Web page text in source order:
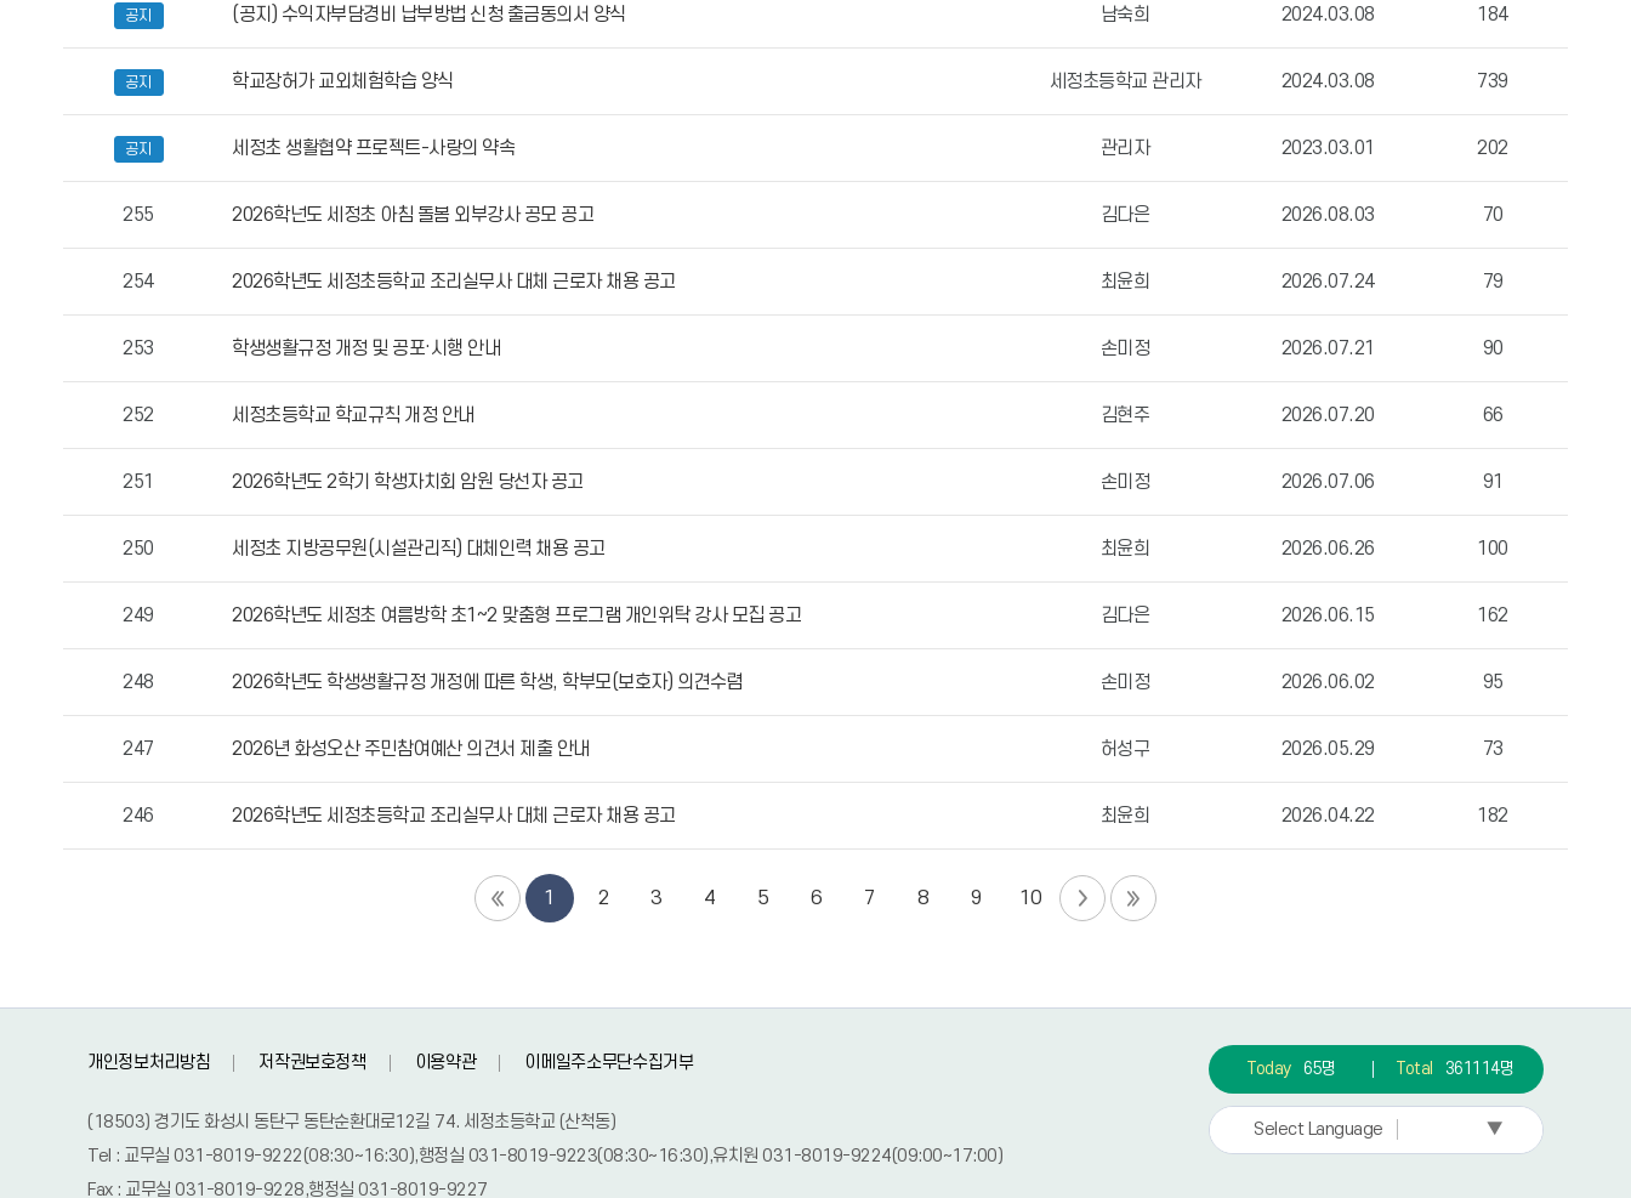
목,
조
수
수
공지 (공지) 수익자부담경비 납부방법 신청 출금동의서 양식 남숙희 2024.03.08 184
공지 학교장허가 교외체험학습 양식 세정초등학교 관리자 2024.03.08 739
공지 세정초 생활협약 프로젝트-사랑의 약속 관리자 2023.03.01 202
255 2026학넌도 세정초 아침 돌봄 외부강사 공모 공고 김다은 2026.08.03 70
254 2026학년도 세정초등학교 조리실무사 대체 근로자 채용 공고 최윤희 2026.07.24 79
253 학생생활규정 개정 및 공포·시행 안내 손미정 2026.07.21 90
252 세정초등학교 학교규칙 개정 안내 김현주 2026.07.20 66
251 2026학년도 2학기 학생자치회 암원 당선자 공고 손미정 2026.07.06 91
250 세정초 지방공무원(시설관리직) 대체인력 채용 공고 최윤희 2026.06.26 100
249 2026학년도 세정초 여름방학 초1~2 맞춤형 프로그램 개인위탁 강사 모집 공고 김다은 2026.06.15 162
248 2026학년도 학생생활규정 개정에 따른 학생, 학부모(보호자) 의견수렴 손미정 2026.06.02 95
247 2026년 화성오산 주민참여예산 의견서 제출 안내 허성구 2026.05.29 73
246 2026학년도 세정초등학교 조리실무사 대체 근로자 채용 공고 최윤희 2026.04.22 182
1 2 3 4 5 6 7 8 9 10
개인정보처리방침 저작권보호정책 이용약관 이메일주소무단수집거부
(18503) 경기도 화성시 동탄구 동탄순환대로12길 74. 세정초등학교 (산척동)
Tel : 교무실 031-8019-9222(08:30~16:30),행정실 031-8019-9223(08:30~16:30),유치원 031-8019-9224(09:00~17:00)
Fax : 교무실 031-8019-9228,행정실 031-8019-9227
Today 65명 Total 361114명
Select Language ▼